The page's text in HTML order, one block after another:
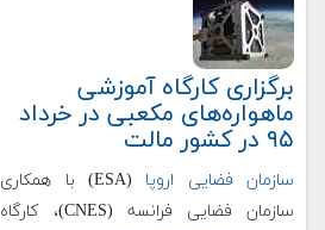
برگزاری کارگاه آموزشی
ماهواره‌های مکعبی در خرداد
۹۵ در کشور مالت
سازمان فضایی اروپا
(ESA) با همکاری
سازمان فضایی فرانسه (CNES)، کارگاه